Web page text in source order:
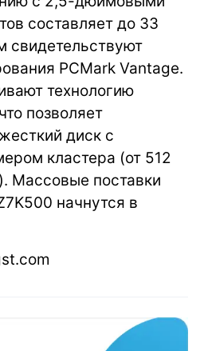
составляет до 33
свидетельствуют
PCMark Vantage.
технологию
позволяет
диск с
кластера (от 512
Массовые поставки
начнутся в